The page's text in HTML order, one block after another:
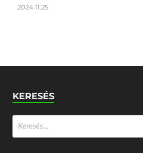
2024.11.25
KERESÉS